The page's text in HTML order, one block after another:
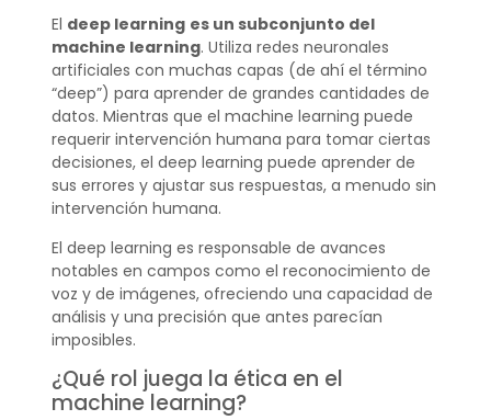
El deep learning es un subconjunto del
machine learning. Utiliza redes neuronales
artificiales con muchas capas (de ahí el término
“deep”) para aprender de grandes cantidades de
datos. Mientras que el machine learning puede
requerir intervención humana para tomar ciertas
decisiones, el deep learning puede aprender de
sus errores y ajustar sus respuestas, a menudo sin
intervención humana.
El deep learning es responsable de avances
notables en campos como el reconocimiento de
voz y de imágenes, ofreciendo una capacidad de
análisis y una precisión que antes parecían
imposibles.
¿Qué rol juega la ética en el
machine learning?